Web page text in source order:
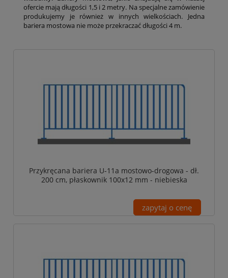
ofercie mają długości 1,5 i 2 metry. Na specjalne zamówienie
produkujemy je również w innych wielkościach. Jedna
bariera mostowa nie może przekraczać długości 4 m.
Przykręcana bariera U-11a mostowo-drogowa - dł.
200 cm, płaskownik 100x12 mm - niebieska
zapytaj o cenę